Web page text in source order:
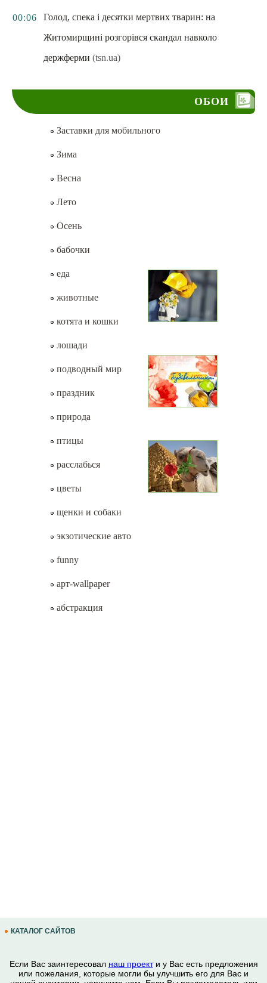
00:06
Голод, спека і десятки мертвих тварин: на
Житомирщині розгорівся скандал навколо
держферми (tsn.ua)
ОБОИ
Заставки для мобильного
Зима
Весна
Лето
Осень
бабочки
еда
животные
котята и кошки
лошади
подводный мир
праздник
природа
птицы
расслабься
цветы
щенки и собаки
экзотические авто
funny
арт-wallpaper
абстракция
КАТАЛОГ САЙТОВ
Если Вас заинтересовал наш проекти у Вас есть предложения
или пожелания, которые могли бы улучшить его для Вас и